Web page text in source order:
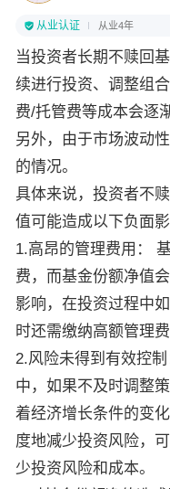
从业认证 从业4年
当投资者长期不赎回
续进行投资、调整组
费/托管费等成本会逐
另外，由于市场波动
的情况。
具体来说，投资者不
值可能造成以下负面影
1.高昂的管理费用：
费，而基金份额净值
影响，在投资过程中
时还需缴纳高额管理
2.风险未得到有效控
中，如果不及时调整
着经济增长条件的变
度地减少投资风险，
少投资风险和成本。